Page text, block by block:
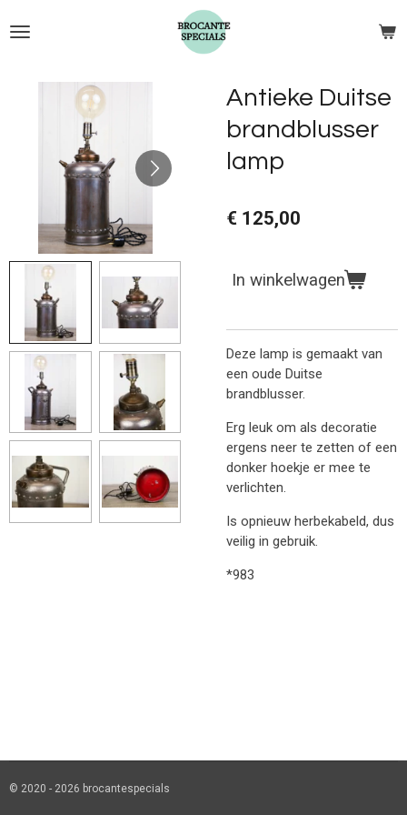
direct
hoofdinhoud
Antieke Duitse
brandblusser
lamp
€ 125,00
In winkelwagen
Deze lamp is gemaakt van
een oude Duitse
brandblusser.
Erg leuk om als decoratie
ergens neer te zetten of een
donker hoekje er mee te
verlichten.
Is opnieuw herbekabeld, dus
veilig in gebruik.
*983
© 2020 - 2026 brocantespecials